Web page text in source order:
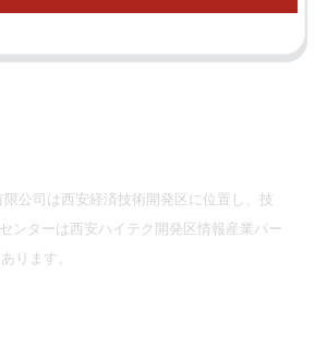
限公司は西安経済技術開発区に位置し、技
ンターは西安ハイテク開発区情報産業パー
ります。